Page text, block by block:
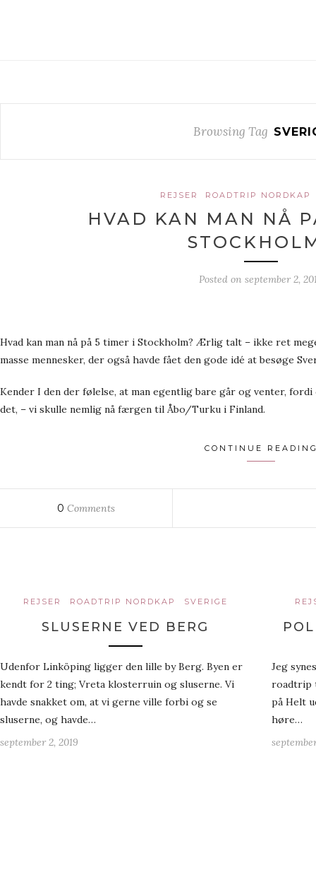
Browsing Tag
REJSER ROADTRIP NORDKAP
HVAD KAN MAN NÅ
Posted on september 2,
Hvad kan man nå på 5 timer i Stockholm? Ærlig talt – ikke ret
masse mennesker, der også havde fået den gode idé at besøge
Kender I den der følelse, at man egentlig bare går og venter, fordi
det, – vi skulle nemlig nå færgen til Åbo/Turku i Finland.
CONTINUE
0 Comments
REJSER ROADTRIP NORDKAP SVERIGE
SLUSERNE VED BERG
Udenfor Linköping ligger den lille by Berg. Byen er
kendt for 2 ting; Vreta klosterruin og sluserne. Vi
havde snakket om, at vi gerne ville forbi og se
sluserne, og havde…
september 2, 2019
Jeg
roadtrip
på Helt
høre…